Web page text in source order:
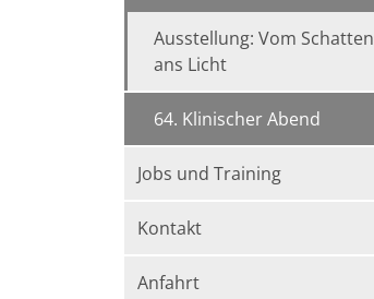
Ausstellung: Vom Schatten
ans Licht
64. Klinischer Abend
Jobs und Training
Kontakt
Anfahrt